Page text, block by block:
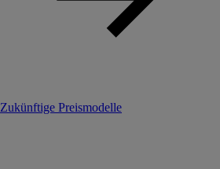
Zukünftige Preismodelle